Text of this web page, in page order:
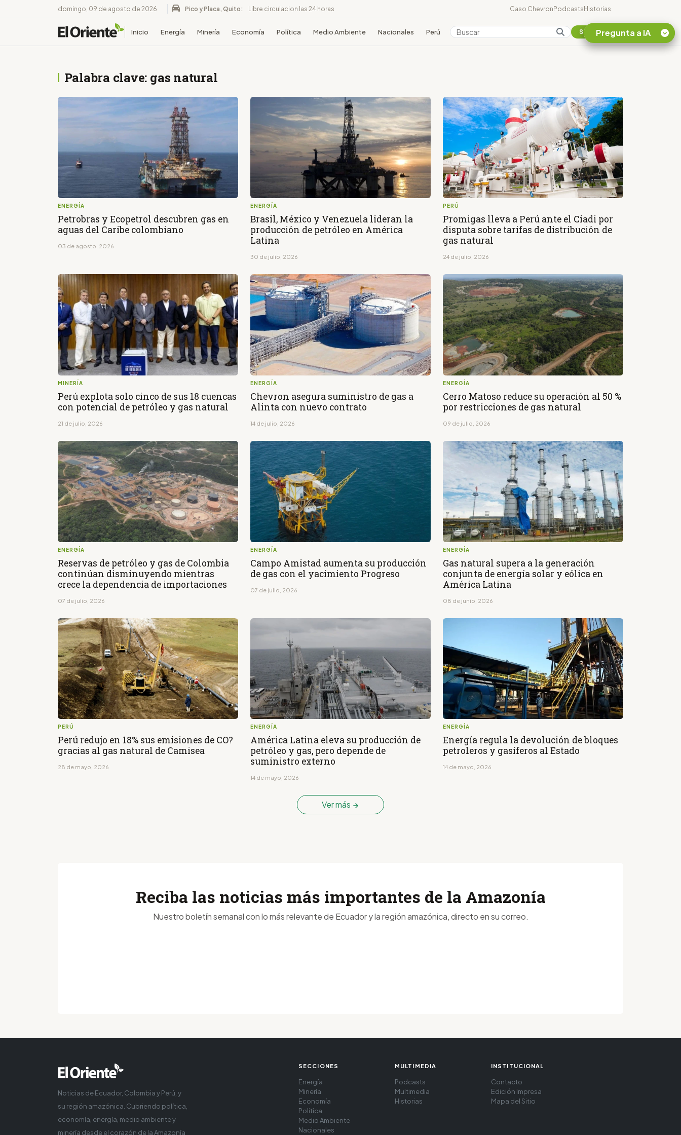
domingo, 09 de agosto de 2026 Pico y Placa, Quito: Libre circulacion las 24 horas Caso ChevronPodcastsHistorias
Inicio Energía Minería Economía Política Medio Ambiente Nacionales Perú Colombia Suscribirse
Palabra clave: gas natural
ENERGÍA
Petrobras y Ecopetrol descubren gas en
aguas del Caribe colombiano
03 de agosto, 2026
ENERGÍA
Brasil, México y Venezuela lideran la
producción de petróleo en América
Latina
30 de julio, 2026
PERÚ
Promigas lleva a Perú ante el Ciadi por
disputa sobre tarifas de distribución de
gas natural
24 de julio, 2026
MINERÍA
Perú explota solo cinco de sus 18 cuencas
con potencial de petróleo y gas natural
21 de julio, 2026
ENERGÍA
Chevron asegura suministro de gas a
Alinta con nuevo contrato
14 de julio, 2026
ENERGÍA
Cerro Matoso reduce su operación al 50 %
por restricciones de gas natural
09 de julio, 2026
ENERGÍA
Reservas de petróleo y gas de Colombia
continúan disminuyendo mientras
crece la dependencia de importaciones
07 de julio, 2026
ENERGÍA
Campo Amistad aumenta su producción
de gas con el yacimiento Progreso
07 de julio, 2026
ENERGÍA
Gas natural supera a la generación
conjunta de energía solar y eólica en
América Latina
08 de junio, 2026
PERÚ
Perú redujo en 18% sus emisiones de CO?
gracias al gas natural de Camisea
28 de mayo, 2026
ENERGÍA
América Latina eleva su producción de
petróleo y gas, pero depende de
suministro externo
14 de mayo, 2026
ENERGÍA
Energía regula la devolución de bloques
petroleros y gasíferos al Estado
14 de mayo, 2026
Ver más
Pregunta a IA
Listar destinos
turísticos de la
Amazonia Ecuatoriana
¿En que consiste la
tasa minera que rige en
Ecuador?
Reciba las noticias más importantes de la Amazonía
Nuestro boletín semanal con lo más relevante de Ecuador y la región amazónica, directo en su correo.
Noticias de Ecuador, Colombia y Perú, y
su región amazónica. Cubriendo política,
economía, energía, medio ambiente y
minería desde el corazón de la Amazonía
SECCIONES
Energía
Minería
Economía
Política
Medio Ambiente
Nacionales
MULTIMEDIA
Podcasts
Multimedia
Historias
INSTITUCIONAL
Contacto
Edición Impresa
Mapa del Sitio